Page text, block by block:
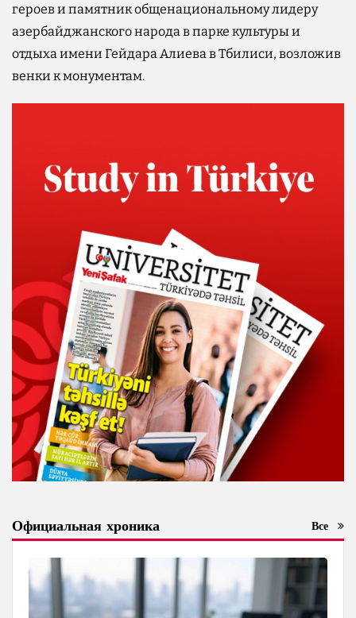
героев и памятник общенациональному лидеру
азербайджанского народа в парке культуры и
отдыха имени Гейдара Алиева в Тбилиси, возложив
венки к монументам.
Официальная хроника Все